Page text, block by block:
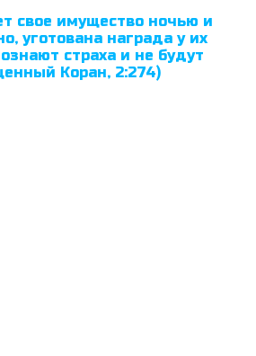
свое имущество ночью и
уготована награда у их
страха и не будут
Коран, 2:274)